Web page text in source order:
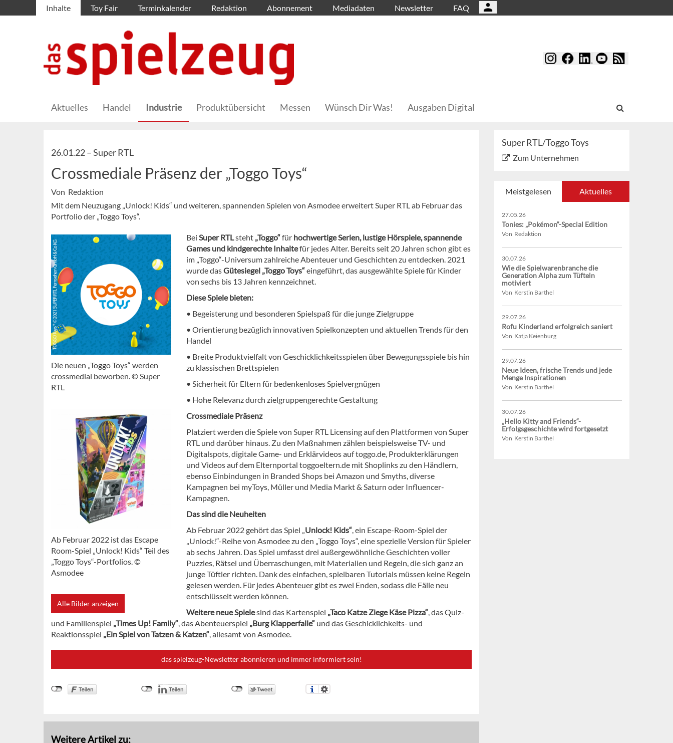
Inhalte Toy Fair Terminkalender Redaktion Abonnement Mediadaten Newsletter FAQ
Aktuelles Handel Industrie Produktübersicht Messen Wünsch Dir Was! Ausgaben Digital
26.01.22 –Super RTL
Crossmediale Präsenz der „Toggo Toys“
Von Redaktion
Mit dem Neuzugang „Unlock! Kids“ und weiteren, spannenden Spielen von Asmodee erweitert Super RTL ab Februar das
Portfolio der „Toggo Toys“.
Die neuen „Toggo Toys“ werden
crossmedial beworben. © Super
RTL
Ab Februar 2022 ist das Escape
Room-Spiel „Unlock! Kids“ Teil des
„Toggo Toys“-Portfolios. ©
Asmodee
Alle Bilder anzeigen
Bei Super RTLsteht „Toggo“für hochwertige Serien, lustige Hörspiele, spannende
Games und kindgerechte Inhaltefür jedes Alter. Bereits seit 20 Jahren schon gibt es
im „Toggo“-Universum zahlreiche Abenteuer und Geschichten zu entdecken. 2021
wurde dasGütesiegel „Toggo Toys“eingeführt, das ausgewählte Spiele für Kinder
von sechs bis 13 Jahren kennzeichnet.
Diese Spiele bieten:
• Begeisterung und besonderen Spielspaß für die junge Zielgruppe
• Orientierung bezüglich innovativen Spielkonzepten und aktuellen Trends für den
Handel
• Breite Produktvielfalt von Geschicklichkeitsspielen über Bewegungsspiele bis hin
zu klassischen Brettspielen
• Sicherheit für Eltern für bedenkenloses Spielvergnügen
• Hohe Relevanz durch zielgruppengerechte Gestaltung
Crossmediale Präsenz
Platziert werden die Spiele von Super RTL Licensing auf den Plattformen von Super
RTL und darüber hinaus. Zu den Maßnahmen zählen beispielsweise TV- und
Digitalspots, digitale Game- und Erklärvideos auf toggo.de, Produkterklärungen
und Videos auf dem Elternportal toggoeltern.de mit Shoplinks zu den Händlern,
ebenso Einbindungen in Branded Shops bei Amazon und Smyths, diverse
Kampagnen bei myToys, Müller und Media Markt & Saturn oder Influencer-
Kampagnen.
Das sind die Neuheiten
Ab Februar 2022 gehört das Spiel „Unlock! Kids“, ein Escape-Room-Spiel der
„Unlock!“-Reihe von Asmodee zu den „Toggo Toys“, eine spezielle Version für Spieler
ab sechs Jahren. Das Spiel umfasst drei außergewöhnliche Geschichten voller
Puzzles, Rätsel und Überraschungen, mit Materialien und Regeln, die sich ganz an
junge Tüftler richten. Dank des einfachen, spielbaren Tutorials müssen keine Regeln
gelesen werden. Für jedes Abenteuer gibt es zwei Enden, sodass die Fälle neu
entschlüsselt werden können.
Weitere neue Spielesind das Kartenspiel „Taco Katze Ziege Käse Pizza“, das Quiz-
und Familienspiel „Times Up! Family“, das Abenteuerspiel „Burg Klapperfalle“ und das Geschicklichkeits- und
Reaktionsspiel „Ein Spiel von Tatzen & Katzen“, allesamt von Asmodee.
das spielzeug-Newsletter abonnieren und immer informiert sein!
Weitere Artikel zu:
Super RTL/Toggo Toys
Zum Unternehmen
Meistgelesen Aktuelles
27.05.26
Tonies: „Pokémon“-Special Edition
Von Redaktion
30.07.26
Wie die Spielwarenbranche die
Generation Alpha zum Tüfteln
motiviert
Von Kerstin Barthel
29.07.26
Rofu Kinderland erfolgreich saniert
Von Katja Keienburg
29.07.26
Neue Ideen, frische Trends und jede
Menge Inspirationen
Von Kerstin Barthel
30.07.26
„Hello Kitty and Friends“-
Erfolgsgeschichte wird fortgesetzt
Von Kerstin Barthel